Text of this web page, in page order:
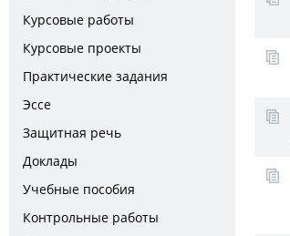
Курсовые работы
Курсовые проекты
Практические задания
Эссе
Защитная речь
Доклады
Учебные пособия
Контрольные работы